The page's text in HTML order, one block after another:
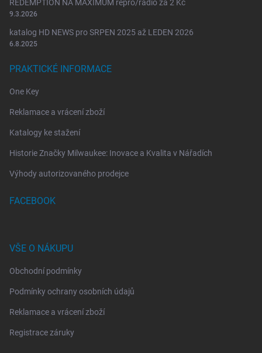
REDEMPTION NA MAXIMUM repro/rádio za 2 Kč
9.3.2026
katalog HD NEWS pro SRPEN 2025 až LEDEN 2026
6.8.2025
PRAKTICKÉ INFORMACE
One Key
Reklamace a vrácení zboží
Katalogy ke stažení
Historie Značky Milwaukee: Inovace a Kvalita v Nářadích
Výhody autorizovaného prodejce
FACEBOOK
VŠE O NÁKUPU
Obchodní podmínky
Podmínky ochrany osobních údajů
Reklamace a vrácení zboží
Registrace záruky